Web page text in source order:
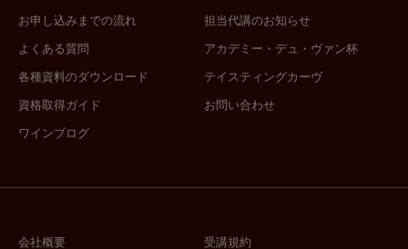
お申し込みまでの流れ
よくある質問
各種資料のダウンロード
資格取得ガイド
ワインブログ
担当代講のお知らせ
アカデミー・デュ・ヴァン杯
テイスティングカーヴ
お問い合わせ
会社概要 受講規約